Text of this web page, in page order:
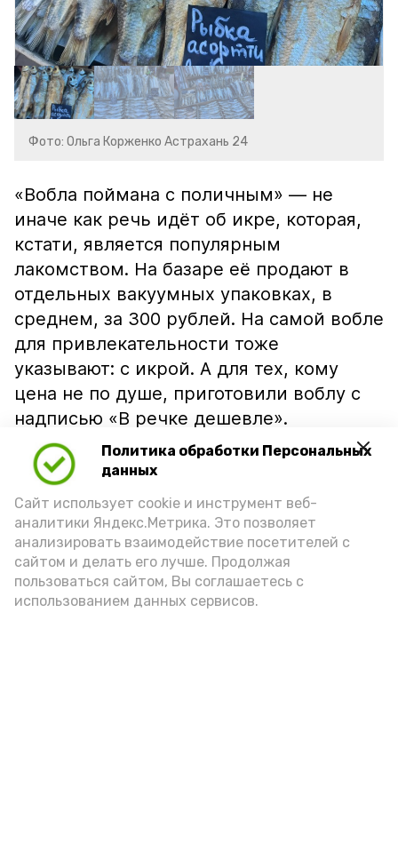
Политика обработки Персональных
данных
Сайт использует cookie и инструмент веб-
аналитики Яндекс.Метрика. Это позволяет
анализировать взаимодействие посетителей с
сайтом и делать его лучше. Продолжая
пользоваться сайтом, Вы соглашаетесь с
использованием данных сервисов.
Фото: Ольга Корженко Астрахань 24
«Вобла поймана с поличным» — не
иначе как речь идёт об икре, которая,
кстати, является популярным
лакомством. На базаре её продают в
отдельных вакуумных упаковках, в
среднем, за 300 рублей. На самой вобле
для привлекательности тоже
указывают: с икрой. А для тех, кому
цена не по душе, приготовили воблу с
надписью «В речке дешевле».